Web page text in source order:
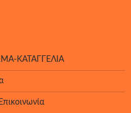
ΚΑΤΑΓΓΕΛΙΑ
Επικοινωνία